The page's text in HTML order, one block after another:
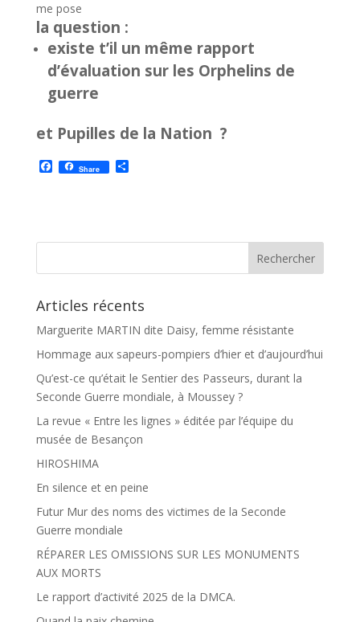
me pose
la question :
existe t’il un même rapport
d’évaluation sur les Orphelins de
guerre
et Pupilles de la Nation ?
F
a
o
Share P
e
Articles récents
Marguerite MARTIN dite Daisy, femme résistante
Hommage aux sapeurs-pompiers d’hier et d’aujourd’hui
Qu’est-ce qu’était le Sentier des Passeurs, durant la
Seconde Guerre mondiale, à Moussey ?
La revue « Entre les lignes » éditée par l’équipe du
musée de Besançon
HIROSHIMA
En silence et en peine
Futur Mur des noms des victimes de la Seconde
Guerre mondiale
RÉPARER LES OMISSIONS SUR LES MONUMENTS
AUX MORTS
Le rapport d’activité 2025 de la DMCA.